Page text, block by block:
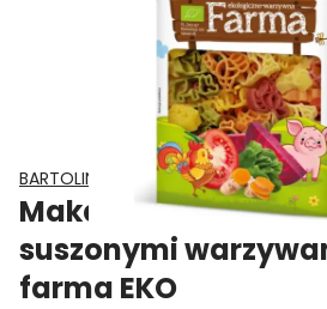
BARTOLINI
Makaron
suszonymi
farma EKO